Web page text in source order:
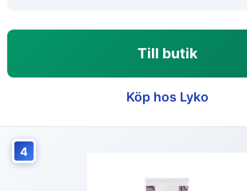
Till butik
Köp hos Lyko
4